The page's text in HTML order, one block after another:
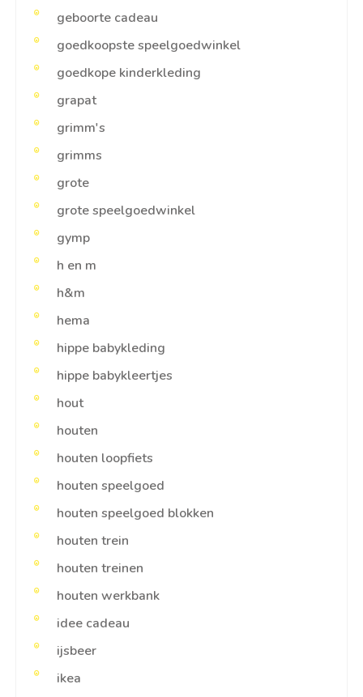
geboorte cadeau
goedkoopste speelgoedwinkel
goedkope kinderkleding
grapat
grimm's
grimms
grote
grote speelgoedwinkel
gymp
h en m
h&m
hema
hippe babykleding
hippe babykleertjes
hout
houten
houten loopfiets
houten speelgoed
houten speelgoed blokken
houten trein
houten treinen
houten werkbank
idee cadeau
ijsbeer
ikea